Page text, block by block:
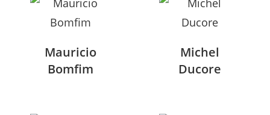
Mauricio
Bomfim
Michel
Ducore